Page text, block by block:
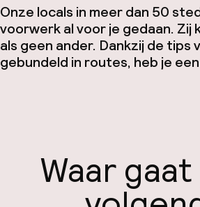
Onze locals in meer dan 50
voorwerk al voor je gedaan. Zij
als geen ander. Dankzij de tips
gebundeld in routes, heb je
Waar